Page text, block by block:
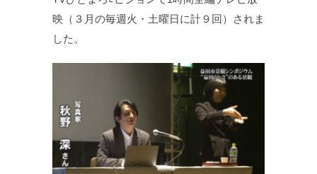
映（３月の毎週火・土曜日に計９回）されま
した。